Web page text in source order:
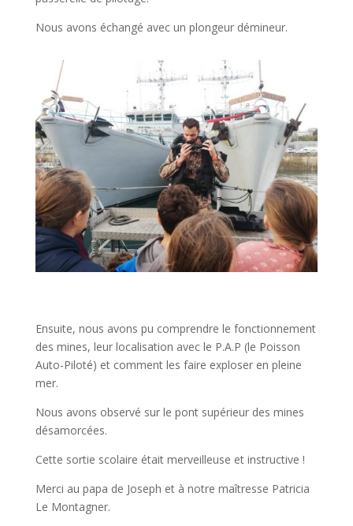
Nous avons échangé avec un plongeur démineur.
Ensuite, nous avons pu comprendre le fonctionnement
des mines, leur localisation avec le P.A.P (le Poisson
Auto-Piloté) et comment les faire exploser en pleine
mer.
Nous avons observé sur le pont supérieur des mines
désamorcées.
Cette sortie scolaire était merveilleuse et instructive !
Merci au papa de Joseph et à notre maîtresse Patricia
Le Montagner.